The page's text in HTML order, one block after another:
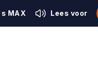
MAX Lees voor